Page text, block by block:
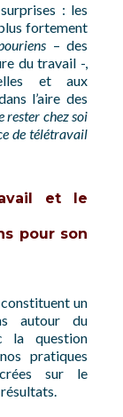
: les
fortement
– des
du travail -,
et aux
l’aire des
rester chez soi
de télétravail
et le
pour son
un
autour du
la question
pratiques
sur le